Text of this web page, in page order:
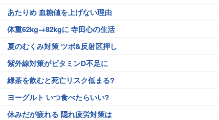
あたりめ 血糖値を上げない理由
体重62kg→82kgに 寺田心の生活
夏のむくみ対策 ツボ&反射区押し
紫外線対策がビタミンD不足に
緑茶を飲むと死亡リスク低まる?
ヨーグルト いつ食べたらいい?
休みだが疲れる 隠れ疲労対策は